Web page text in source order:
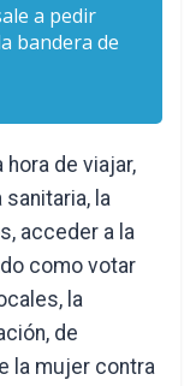
a pedir
bandera de
de viajar,
la
acceder a la
como votar
la
de
la mujer contra